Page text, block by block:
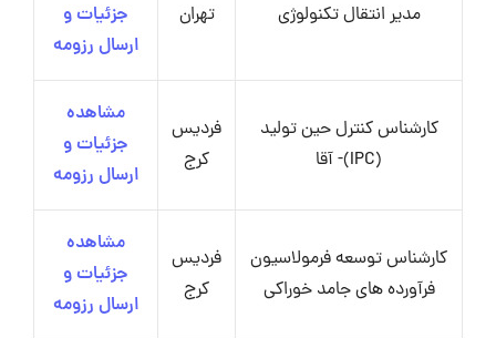
مدیر انتقال تکنولوژی تهران
جزئیات و
ارسال رزومه
کارشناس کنترل حین تولید
(IPC)- آقا
فردیس
کرج
مشاهده
جزئیات و
ارسال رزومه
کارشناس توسعه فرمولاسیون
فرآورده های جامد خوراکی
فردیس
کرج
مشاهده
جزئیات و
ارسال رزومه